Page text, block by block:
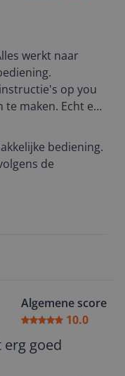
werkt naar
op you
bediening.
de
Algemene score
10.0
erg goed